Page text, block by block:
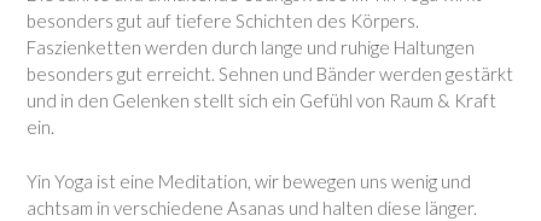
besonders gut auf tiefere Schichten des Körpers.
Faszienketten werden durch lange und ruhige Haltungen
besonders gut erreicht. Sehnen und Bänder werden gestärkt
und in den Gelenken stellt sich ein Gefühl von Raum & Kraft
ein.
Yin Yoga ist eine Meditation, wir bewegen uns wenig und
achtsam in verschiedene Asanas und halten diese länger.